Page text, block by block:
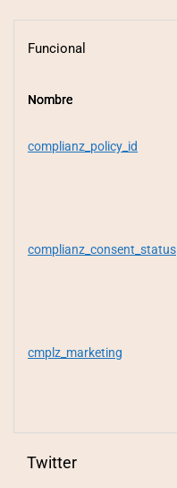
Funcional
Nombre
complianz_policy_id
Nombre
complianz_consent_status
Nombre
cmplz_marketing
Twitter